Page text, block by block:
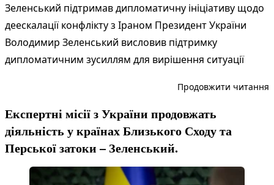
Зеленський підтримав дипломатичну ініціативу щодо
деескалації конфлікту з Іраном Президент України
Володимир Зеленський висловив підтримку
дипломатичним зусиллям для вирішення ситуації
Продовжити читання
Експертні місії з України продовжать
діяльність у країнах Близького Сходу та
Перської затоки – Зеленський.